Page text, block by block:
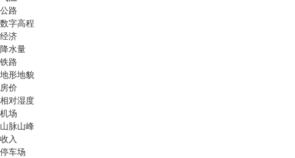
公路
数字高程
经济
降水量
铁路
地形地貌
房价
相对湿度
机场
山脉山峰
收入
停车场